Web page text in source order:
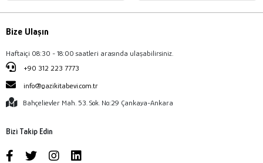
Bize Ulaşın
Haftaiçi 08:30 - 18:00 saatleri arasında ulaşabilirsiniz.
+90 312 223 7773
info@gazikitabevi.com.tr
Bahçelievler Mah. 53. Sok. No:29 Çankaya-Ankara
Bizi Takip Edin